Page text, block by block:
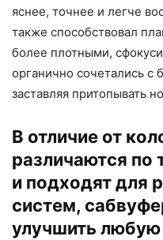
яснее, точнее и легче
также способствовал
более плотными,
органично сочетались с
заставляя притопывать
В отличие от
различаются по
и подходят для
систем,
улучшить любую